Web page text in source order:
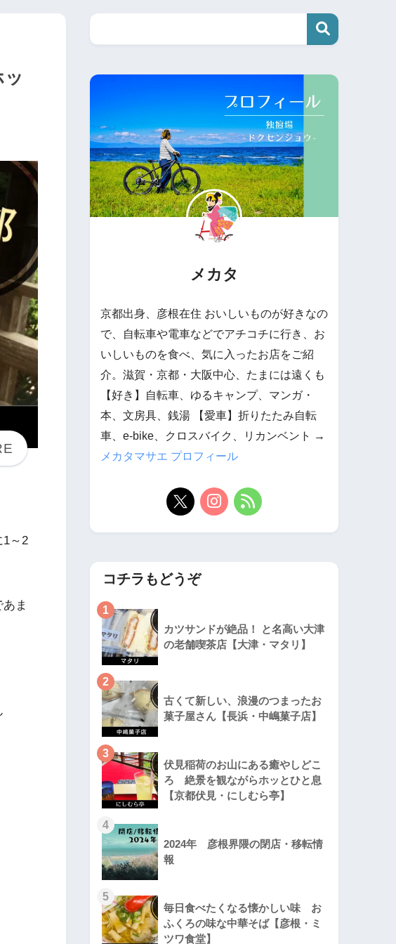
～2
ま
メカタ
京都出身、彦根在住 おいしいものが好きなの
で、自転車や電車などでアチコチに行き、お
いしいものを食べ、気に入ったお店をご紹
介。滋賀・京都・大阪中心、たまには遠くも
【好き】自転車、ゆるキャンプ、マンガ・
本、文房具、銭湯 【愛車】折りたたみ自転
車、e-bike、クロスバイク、リカンベント →
メカタマサエ プロフィール
コチラもどうぞ
1
カツサンドが絶品！ と名高い大津
の老舗喫茶店【大津・マタリ】
2
古くて新しい、浪漫のつまったお
菓子屋さん【長浜・中嶋菓子店】
3
伏見稲荷のお山にある癒やしどこ
ろ 絶景を観ながらホッとひと息
【京都伏見・にしむら亭】
4
2024年 彦根界隈の閉店・移転情
報
5
毎日食べたくなる懐かしい味 お
ふくろの味な中華そば【彦根・ミ
ツワ食堂】